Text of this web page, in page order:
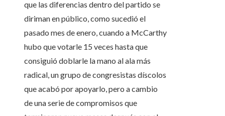
que las diferencias dentro del partido se
diriman en público, como sucedió el
pasado mes de enero, cuando a McCarthy
hubo que votarle 15 veces hasta que
consiguió doblarle la mano al ala más
radical, un grupo de congresistas díscolos
que acabó por apoyarlo, pero a cambio
de una serie de compromisos que